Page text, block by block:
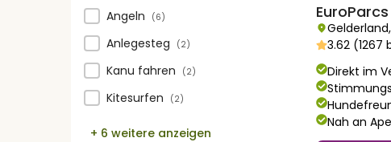
Wassersport
Angeln (6)
Anlegesteg (2)
Kanu fahren (2)
Kitesurfen (2)
+ 6 weitere anzeigen
Gelderland,
3.62 (1267
Direkt im
Nah an